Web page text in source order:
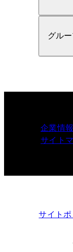
グル
企業情
サイト
サイト